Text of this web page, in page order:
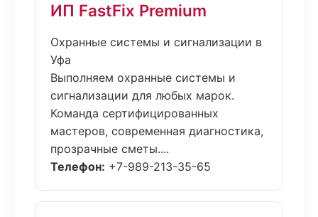
ИП FastFix Premium
Охранные системы и сигнализации в
Уфа
Выполняем охранные системы и
сигнализации для любых марок.
Команда сертифицированных
мастеров, современная диагностика,
прозрачные сметы....
Телефон: +7-989-213-35-65